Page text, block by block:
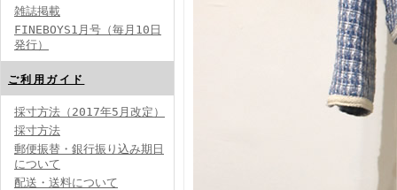
雑誌掲載
FINEBOYS1月号（毎月10日
発行）
ご利用ガイド
採寸方法（2017年5月改定）
採寸方法
郵便振替・銀行振り込み期日
について
配送・送料について